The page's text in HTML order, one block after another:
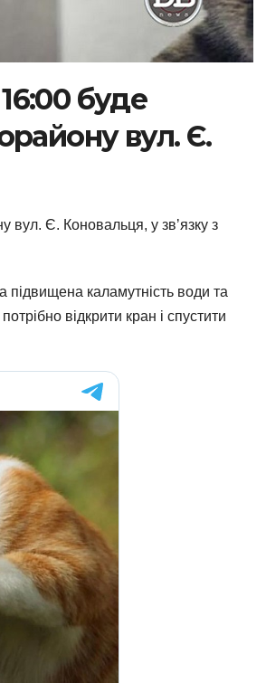
буде
вул. Є.
вул. Є. Коновальця, у звʼязку з
підвищена каламутність води та
відкрити кран і спустити